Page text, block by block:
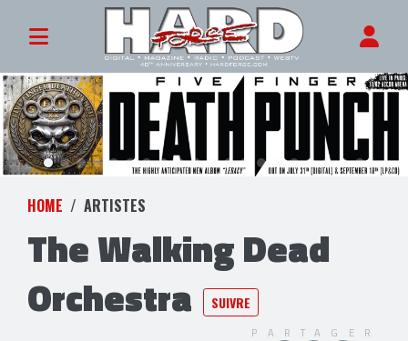
HOME ARTISTES
The Walking Dead
Orchestra
SUIVRE
PARTAGER